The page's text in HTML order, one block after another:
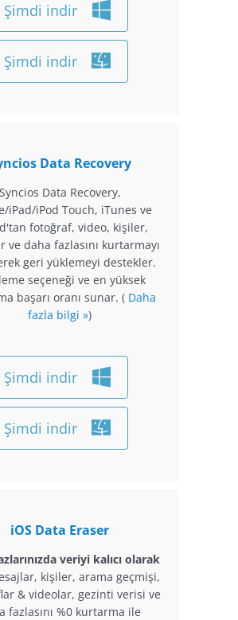
Şimdi indir
Şimdi indir
Data Recovery
Syncios Data Recovery,
iPad/iPod Touch, iTunes ve
fotoğraf, video, kişiler,
ve daha fazlasını kurtarmayı
geri yüklemeyi destekler.
seçeneği ve en yüksek
başarı oranı sunar. ( Daha
fazla bilgi »)
Şimdi indir
Şimdi indir
iOS Data Eraser
veriyi kalıcı olarak
kişiler, arama geçmişi,
& videolar, gezinti verisi ve
fazlasını %0 kurtarma ile